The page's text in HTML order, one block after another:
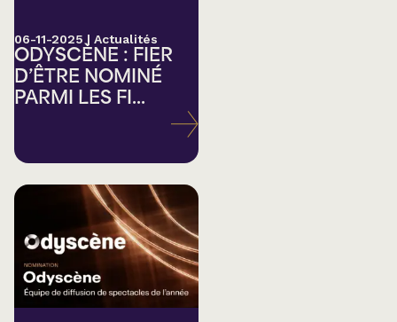
06-11-2025 | Actualités
ODYSCÈNE : FIER
D’ÊTRE NOMINÉ
PARMI LES FI...